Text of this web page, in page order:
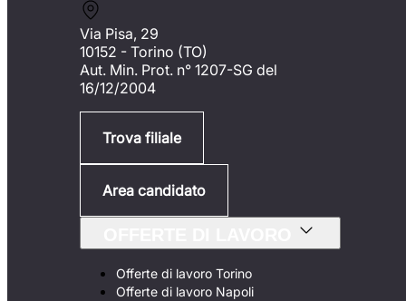
Via Pisa, 29
10152 - Torino (TO)
Aut. Min. Prot. n° 1207-SG del
16/12/2004
Trova filiale
Area candidato
Offerte di lavoro Torino
Offerte di lavoro Napoli